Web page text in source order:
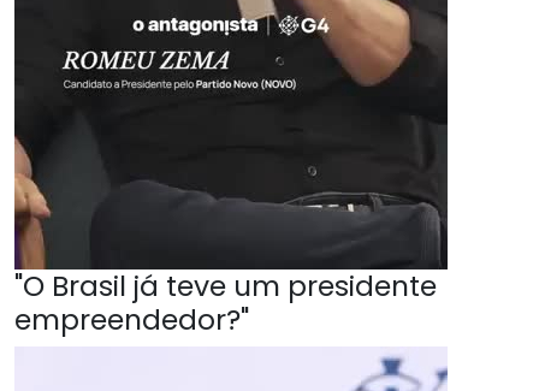
"O Brasil já teve um presidente
empreendedor?"